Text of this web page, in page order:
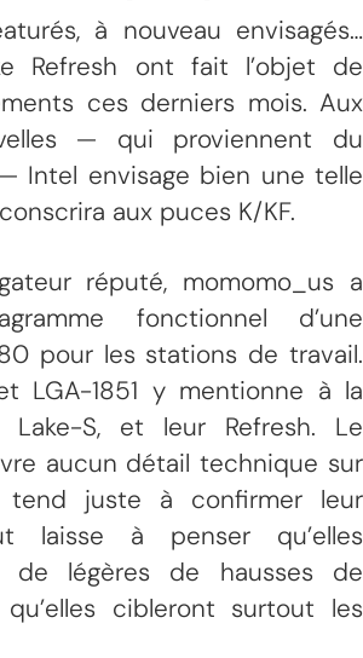
à nouveau envisagés…
Refresh ont fait l’objet de
ces derniers mois. Aux
— qui proviennent du
Intel envisage bien une telle
aux puces K/KF.
réputé, momomo_us a
fonctionnel d’une
pour les stations de travail.
LGA-1851 y mentionne à la
S, et leur Refresh. Le
aucun détail technique sur
juste à confirmer leur
laisse à penser qu’elles
de légères de hausses de
cibleront surtout les